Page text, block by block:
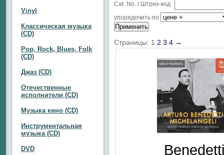
Cat. No. / Штрих-код
упорядочить по
Страницы: 1 2 3 4 →
Benedetti
Vinyl
Классическая музыка
(CD)
Pop, Rock, Blues, Folk
(CD)
Джаз (CD)
Отечественные
исполнители (CD)
Музыка кино (CD)
Инструментальная
музыка (CD)
DVD